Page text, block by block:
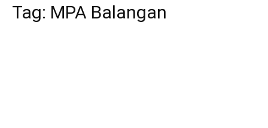
Tag: MPA Balangan